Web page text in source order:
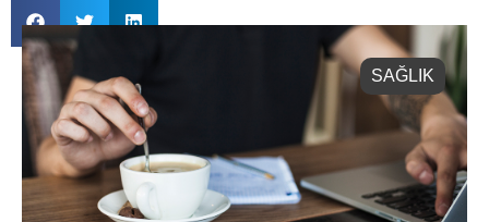
SAĞLIK